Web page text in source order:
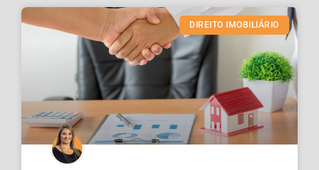
DIREITO IMOBILIÁRIO